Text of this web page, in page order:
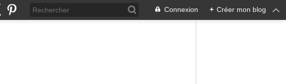
Connexion + Créer mon blog